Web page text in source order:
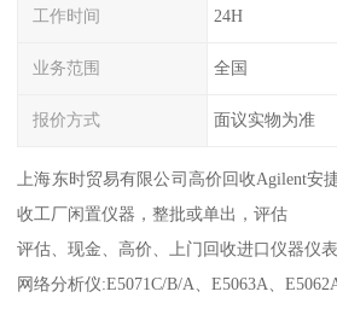
工作时间 24H
业务范围 全国
报价方式 面议实物为准
上海东时贸易有限公司高价回收Agilent安
收工厂闲置仪器，整批或单出，评估
评估、现金、高价、上门回收进口仪器仪表
网络分析仪:E5071C/B/A、E5063A、E5062A